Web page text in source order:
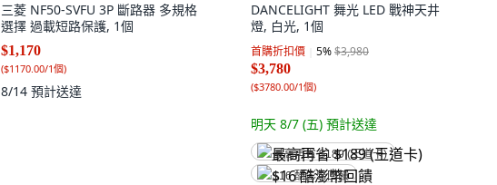
三菱 NF50-SVFU 3P 斷路器 多規格
選擇 過載短路保護, 1個
$1,170
($1170.00/1個)
8/14 預計送達
DANCELIGHT 舞光 LED 戰神天井
燈, 白光, 1個
首購折扣價 5%$3,980
$3,780
($3780.00/1個)
明天 8/7 (五) 預計送達
最高再省 $189 (王道卡)
$16 酷澎幣回饋